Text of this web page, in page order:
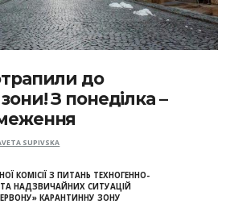
до
З понеділка –
SUPIVSKA
КОМІСІЇ З ПИТАНЬ ТЕХНОГЕННО-
ТА НАДЗВИЧАЙНИХ СИТУАЦІЙ
КАРАНТИННУ ЗОНУ